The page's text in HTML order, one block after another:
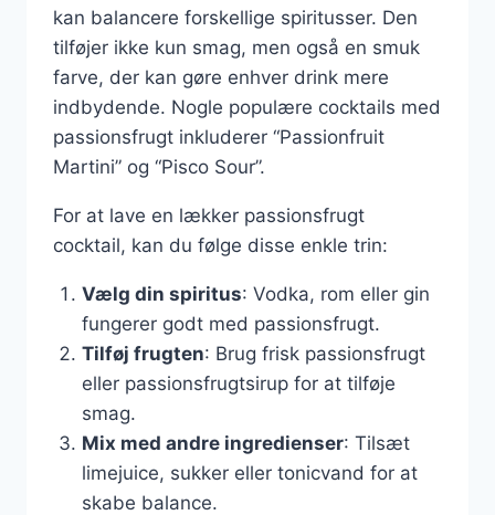
kan balancere forskellige spiritusser. Den
tilføjer ikke kun smag, men også en smuk
farve, der kan gøre enhver drink mere
indbydende. Nogle populære cocktails med
passionsfrugt inkluderer “Passionfruit
Martini” og “Pisco Sour”.
For at lave en lækker passionsfrugt
cocktail, kan du følge disse enkle trin:
Vælg din spiritus: Vodka, rom eller gin
fungerer godt med passionsfrugt.
Tilføj frugten: Brug frisk passionsfrugt
eller passionsfrugtsirup for at tilføje
smag.
Mix med andre ingredienser: Tilsæt
limejuice, sukker eller tonicvand for at
skabe balance.